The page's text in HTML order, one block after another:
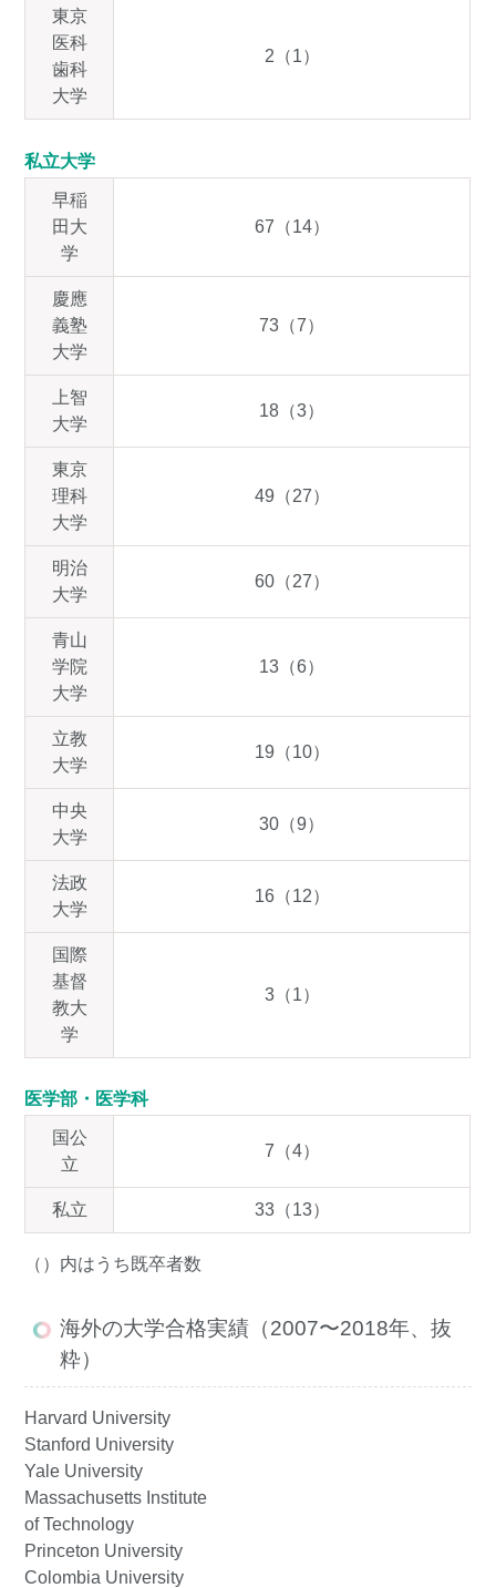
東京
医科
歯科
大学
2（1）
私立大学
早稲
田大
学
67（14）
慶應
義塾
大学
73（7）
上智
大学
18（3）
東京
理科
大学
49（27）
明治
大学
60（27）
青山
学院
大学
13（6）
立教
大学
19（10）
中央
大学
30（9）
法政
大学
16（12）
国際
基督
教大
学
3（1）
医学部・医学科
国公
立
7（4）
私立 33（13）
（）内はうち既卒者数
海外の大学合格実績（2007〜2018年、抜
粋）
Harvard University
Stanford University
Yale University
Massachusetts Institute
of Technology
Princeton University
Colombia University